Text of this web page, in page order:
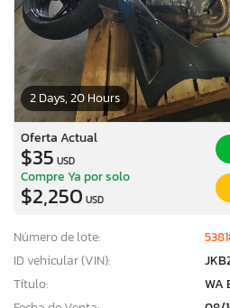
2 Days, 20 Hours
Oferta Actual
$35 USD
Compre Ya por solo
$2,250 USD
Número de lote:
ID vehicular (VIN):
Título:
WA